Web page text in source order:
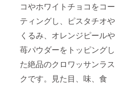
コやホワイトチョコをコー
ティングし、ピスタチオや
くるみ、オレンジピールや
苺パウダーをトッピングし
た絶品のクロワッサンラス
クです。見た目、味、食